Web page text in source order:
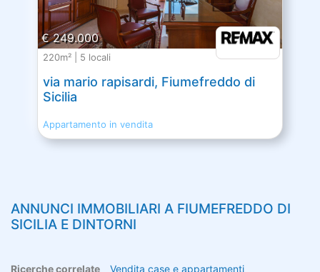
€ 249.000
220m² | 5 locali
via mario rapisardi, Fiumefreddo di
Sicilia
Appartamento in vendita
ANNUNCI IMMOBILIARI A FIUMEFREDDO DI
SICILIA E DINTORNI
Ricerche correlate Vendita case e appartamenti